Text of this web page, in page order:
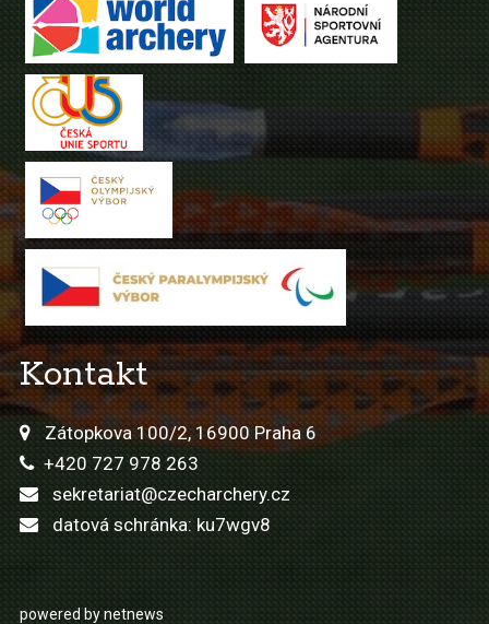
Kontakt
Zátopkova 100/2, 16900 Praha 6
+420 727 978 263
sekretariat@czecharchery.cz
datová schránka: ku7wgv8
powered by netnews